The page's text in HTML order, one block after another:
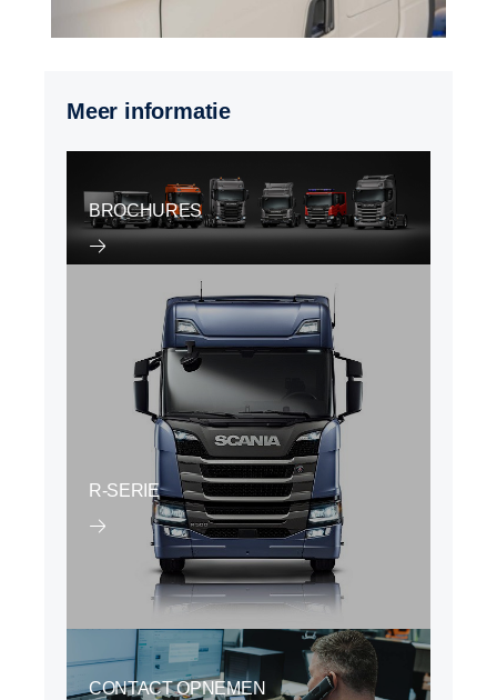
Meer informatie
BROCHURES
R-SERIE
CONTACT OPNEMEN